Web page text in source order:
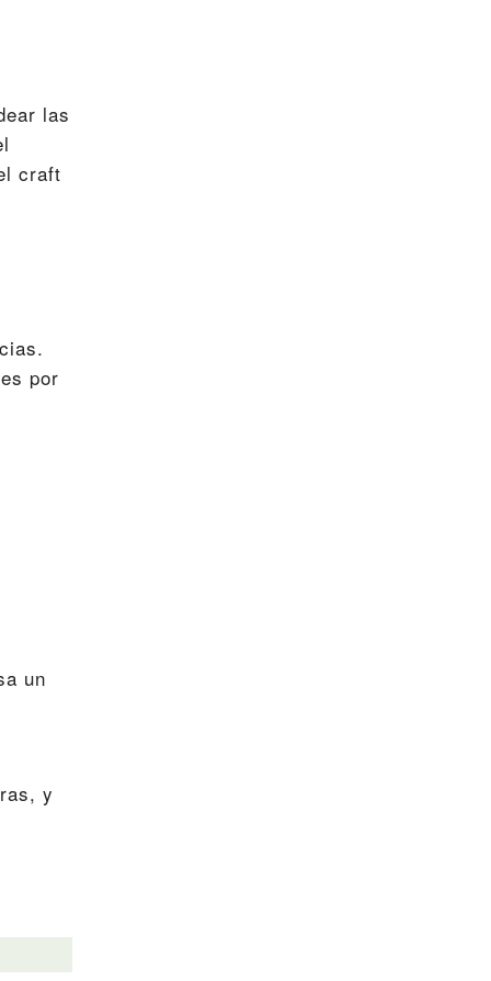
las
craft
por
un
y